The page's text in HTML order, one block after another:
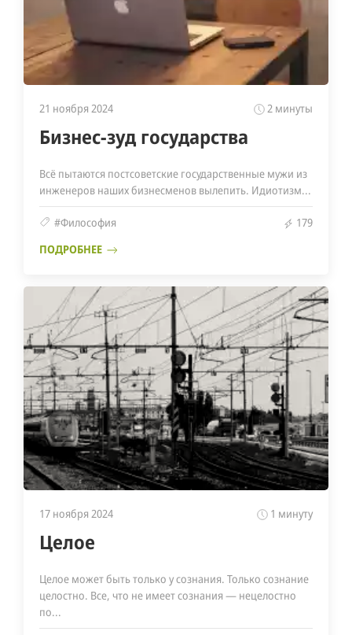
21 ноября 2024 2 минуты
Бизнес-зуд государства
Всё пытаются постсоветские государственные мужи из
инженеров наших бизнесменов вылепить. Идиотизм...
#Философия
179
ПОДРОБНЕЕ
17 ноября 2024 1 минуту
Целое
Целое может быть только у сознания. Только сознание
целостно. Все, что не имеет сознания — нецелостно
по...